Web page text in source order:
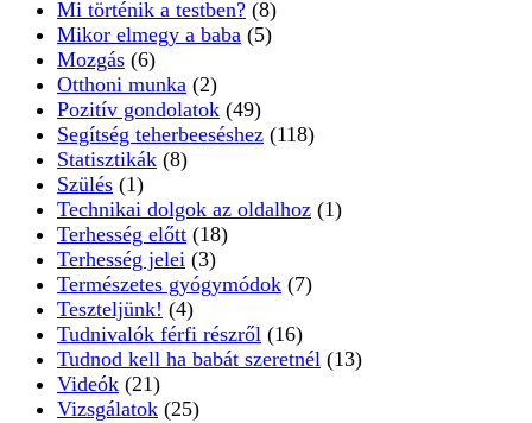
Mi történik a testben? (8)
Mikor elmegy a baba (5)
Mozgás (6)
Otthoni munka (2)
Pozitív gondolatok (49)
Segítség teherbeeséshez (118)
Statisztikák (8)
Szülés (1)
Technikai dolgok az oldalhoz (1)
Terhesség előtt (18)
Terhesség jelei (3)
Természetes gyógymódok (7)
Teszteljünk! (4)
Tudnivalók férfi részről (16)
Tudnod kell ha babát szeretnél (13)
Videók (21)
Vizsgálatok (25)